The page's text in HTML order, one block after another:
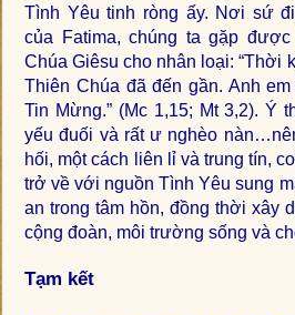
Tình Yêu tinh ròng ấy. Nơi sứ
của Fatima, chúng ta gặp
Chúa Giêsu cho nhân loại: “Thời
Thiên Chúa đã đến gần. Anh
Tin Mừng.” (Mc 1,15; Mt 3,2). Ý
yếu đuối và rất ư nghèo
hối, một cách liên lỉ và trung tín,
trở về với nguồn Tình Yêu sung
an trong tâm hồn, đồng thời xây
cộng đoàn, môi trường sống và
Tạm kết